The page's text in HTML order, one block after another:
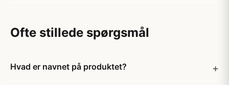
Ofte stillede spørgsmål
Hvad er navnet på produktet?